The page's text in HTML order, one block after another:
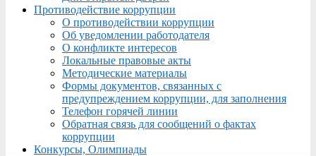
Противодействие коррупции
О противодействии коррупции
Об уведомлении работодателя
О конфликте интересов
Локальные правовые акты
Методические материалы
Формы документов, связанных с
предупреждением коррупции, для заполнения
Телефон горячей линии
Обратная связь для сообщений о фактах
коррупции
Конкурсы, Олимпиады